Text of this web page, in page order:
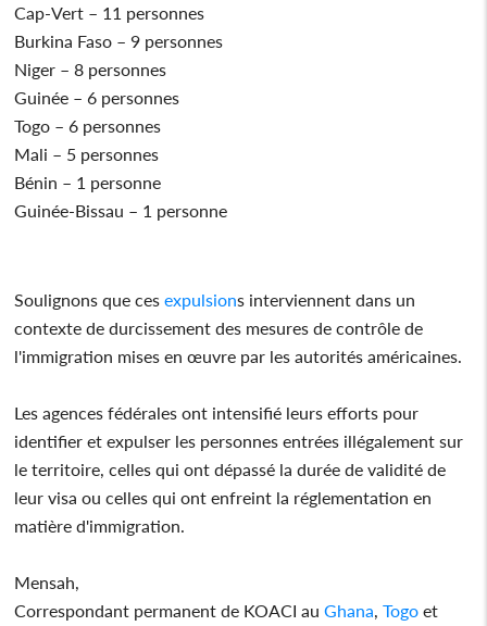
Cap-Vert – 11 personnes
Burkina Faso – 9 personnes
Niger – 8 personnes
Guinée – 6 personnes
Togo – 6 personnes
Mali – 5 personnes
Bénin – 1 personne
Guinée-Bissau – 1 personne
Soulignons que ces expulsions interviennent dans un
contexte de durcissement des mesures de contrôle de
l'immigration mises en œuvre par les autorités américaines.
Les agences fédérales ont intensifié leurs efforts pour
identifier et expulser les personnes entrées illégalement sur
le territoire, celles qui ont dépassé la durée de validité de
leur visa ou celles qui ont enfreint la réglementation en
matière d'immigration.
Mensah,
Correspondant permanent de KOACI au Ghana Togo et